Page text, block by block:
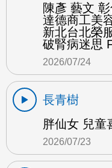
陳彥 藝文
達德商工美
新北台北榮
破腎病迷思
2026/07/24
長青樹
胖仙女 兒童
2026/07/23